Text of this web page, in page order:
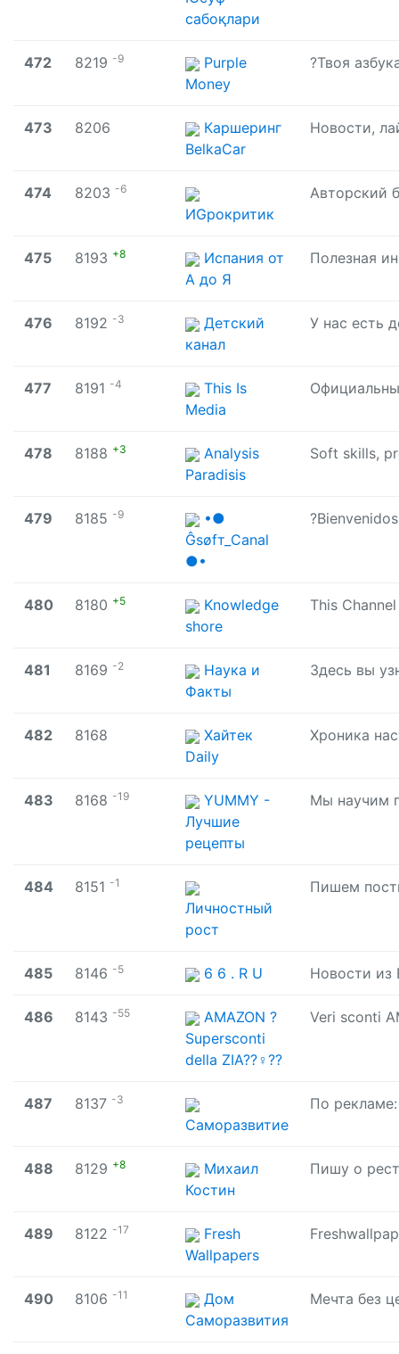
сабоқлари
472 8219 -9
Purple
Money
473 8206
Каршеринг
BelkaCar
474 8203 -6
ИGрокритик
475 8193 +8
Испания от
А до Я
476 8192 -3
Детский
канал
477 8191 -4
This Is
Media
478 8188 +3
Analysis
Paradisis
Soft skills,
479 8185 -9
•●
Ĝѕøfт_Canal
●•
480 8180 +5
Knowledge
shore
481 8169 -2
Наука и
Факты
482 8168
Хайтек
Daily
483 8168 -19
YUMMY -
Лучшие
рецепты
484 8151 -1
Личностный
рост
485 8146 -5 6 6 . R U
486 8143 -55
AMAZON ?
Supersconti
della ZIA??‍♀️??
487 8137 -3
Саморазвитие
488 8129 +8
Михаил
Костин
489 8122 -17
Fresh
Wallpapers
490 8106 -11
Дом
Саморазвития